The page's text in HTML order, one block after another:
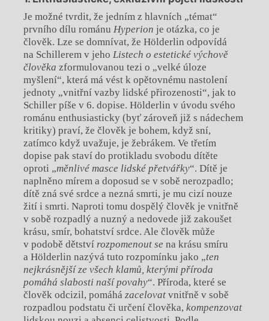
Je možné tvrdit, že jedním z hlavních „témat“
prvního dílu románu Hyperion je otázka, co je
člověk. Lze se domnívat, že Hölderlin odpovídá
na Schillerem v jeho Listech o estetické výchově
člověka zformulovanou tezi o „velké úloze
myšlení“, která má vést k opětovnému nastolení
jednoty „vnitřní vazby lidské přirozenosti“, jak to
Schiller píše v 6. dopise. Hölderlin v úvodu svého
románu enthusiasticky (byť zároveň již s nádechem
kritiky) praví, že člověk je bohem, když sní,
zatímco když uvažuje, je žebrákem. Ve třetím
dopise pak staví do protikladu svobodu dítěte
oproti „měnlivé masce lidské přetvářky“. Dítě je
naplněno mírem a doposud se v sobě nerozpadlo;
dítě zná své srdce a nezná smrti, je mu cizí nouze
žití i smrti. Naproti tomu dospělý člověk je vnitřně
v sobě rozpadlý a nuzný a nedovede již zakoušet
krásu, smír, bohatství srdce. Ale člověk může
v podobě dětství rozpomenout se na krásu smíru
a Hölderlin nazývá tuto rozpomínku jako „ten
nejkrásnější ze všech klamů, kterými příroda
pomáhá slabosti naší povahy“. Příroda, které se
člověk odcizil, pomáhá zacelovatvnitřně v sobě
rozpadlou podstatu či určení člověka, kompenzovat